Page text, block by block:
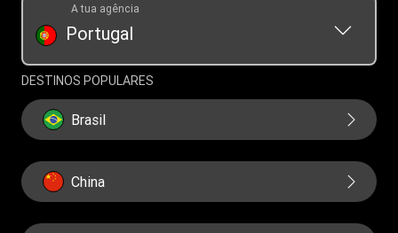
Portugal
A tua agência
DESTINOS POPULARES
Brasil
China